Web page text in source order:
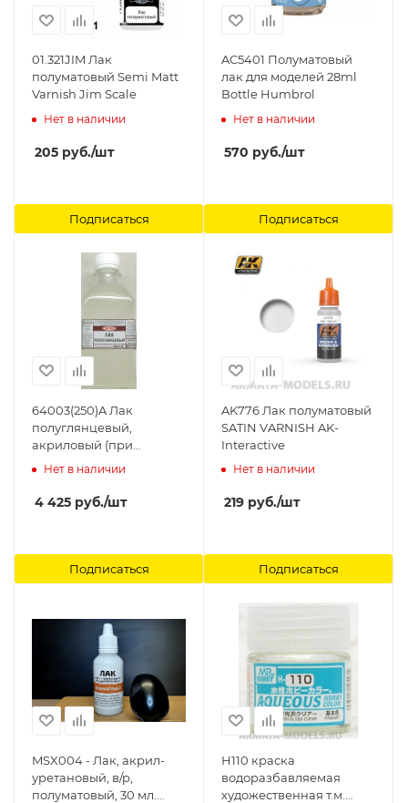
01.321JIM Лак
полуматовый Semi Matt
Varnish Jim Scale
Нет в наличии
205 руб./шт
Подписаться
AC5401 Полуматовый
лак для моделей 28ml
Bottle Humbrol
Нет в наличии
570 руб./шт
Подписаться
64003(250)A Лак
полуглянцевый,
акриловый (при
неодходимости
отверждать 64012) АКАН
Нет в наличии
4 425 руб./шт
Подписаться
AK776 Лак полуматовый
SATIN VARNISH AK-
Interactive
Нет в наличии
219 руб./шт
Подписаться
MSX004 - Лак, акрил-
уретановый, в/р,
полуматовый, 30 мл.
H110 краска
водоразбавляемая
художественная т.м.